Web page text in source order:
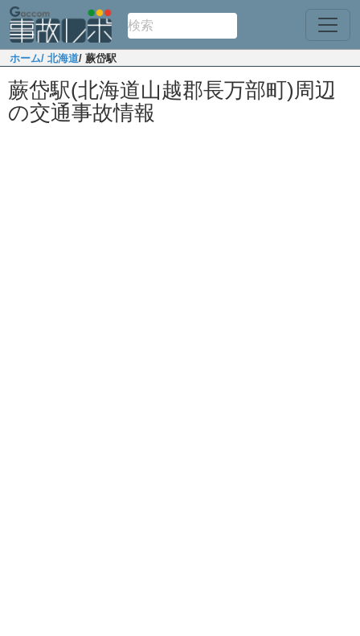
ホーム/ 北海道/ 蕨岱駅
蕨岱駅(北海道山越郡長万部町)周辺
の交通事故情報